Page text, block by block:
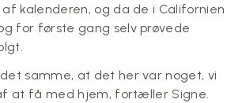
kalenderen, og da de i Californien
for første gang selv prøvede
samme, at det her var noget, vi
at få med hjem, fortæller Signe.